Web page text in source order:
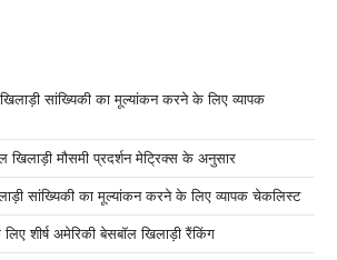
सांख्यिकी का मूल्यांकन करने के लिए व्यापक
खिलाड़ी मौसमी प्रदर्शन मेट्रिक्स के अनुसार
सांख्यिकी का मूल्यांकन करने के लिए व्यापक चेकलिस्ट
शीर्ष अमेरिकी बेसबॉल खिलाड़ी रैंकिंग